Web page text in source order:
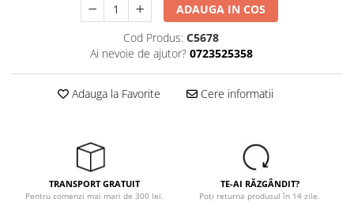
Unelte santier
Lucru la înălțime
Accesorii motocoase
Masini si tractorase de tuns
Motocoase termice
ADAUGA IN COS
Cod Produs: C5678
Ai nevoie de ajutor? 0723525358
Adauga la Favorite Cere informatii
TRANSPORT GRATUIT
Pentru comenzi mai mari de 300 lei.
TE-AI RĂZGÂNDIT?
Poți returna produsul în 14 zile.